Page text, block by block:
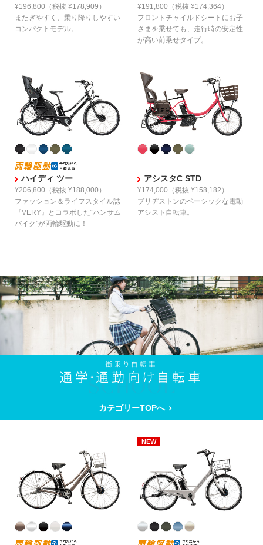
¥196,800 （税抜 ¥178,909）
またぎやすく、 乗り降りしやすい
コンパクトモデル。
¥191,800 （税抜 ¥174,364）
フロントチャイルドシートにお子
さまを乗せても、 走行時の安定性
が高い前乗せタイプ。
ハイディ ツー
¥206,800 （税抜 ¥188,000）
ファッション＆ライフスタイル誌
『VERY』とコラボした“ハンサム
バイク”が両輪駆動に！
アシスタC STD
¥174,000 （税抜 ¥158,182）
ブリヂストンのベーシックな電動
アシスト自転車。
カテゴリーTOPへ